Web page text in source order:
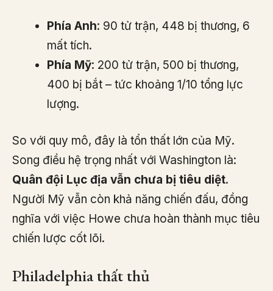
Phía Anh: 90 tử trận, 448 bị thương, 6
mất tích.
Phía Mỹ: 200 tử trận, 500 bị thương,
400 bị bắt – tức khoảng 1/10 tổng lực
lượng.
So với quy mô, đây là tổn thất lớn của Mỹ.
Song điều hệ trọng nhất với Washington là:
Quân đội Lục địa vẫn chưa bị tiêu diệt.
Người Mỹ vẫn còn khả năng chiến đấu, đồng
nghĩa với việc Howe chưa hoàn thành mục tiêu
chiến lược cốt lõi.
Philadelphia thất thủ